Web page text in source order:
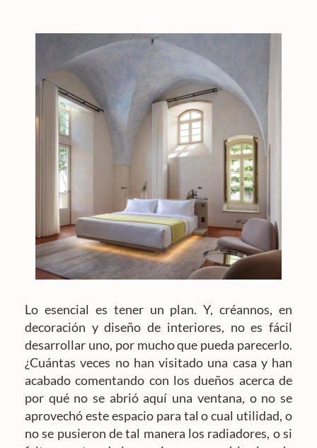
Lo esencial es tener un plan. Y, créannos, en
decoración y diseño de interiores, no es fácil
desarrollar uno, por mucho que pueda parecerlo.
¿Cuántas veces no han visitado una casa y han
acabado comentando con los dueños acerca de
por qué no se abrió aquí una ventana, o no se
aprovechó este espacio para tal o cual utilidad, o
no se pusieron de tal manera los radiadores, o si